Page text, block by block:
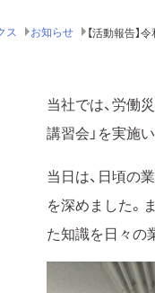
ス お知らせ
当社では、労働
講習会」を実施
当日は、日頃の
を深めました。
た知識を日々の